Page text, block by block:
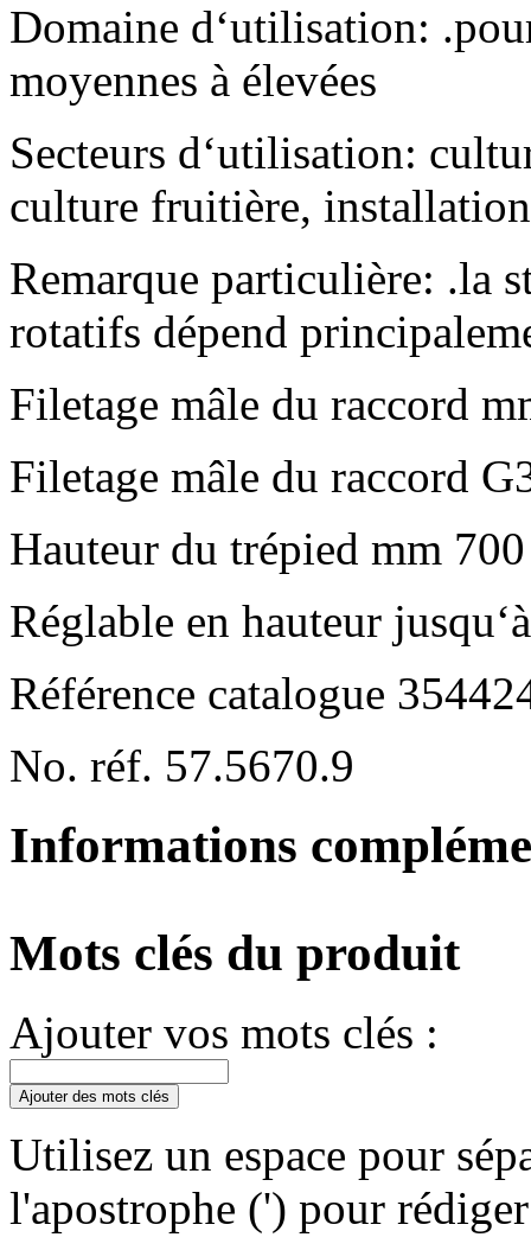
Domaine d‘utilisation:
moyennes à élevées
Secteurs d‘utilisation:
culture fruitière,
Remarque particulière: .la
rotatifs dépend
Filetage mâle du raccord
Filetage mâle du raccord
Hauteur du trépied mm 700
Réglable en hauteur
Référence catalogue
No. réf. 57.5670.9
Informations
Mots clés du produit
Ajouter vos mots clés :
Ajouter des mots clés
Utilisez un espace pour
l'apostrophe (') pour